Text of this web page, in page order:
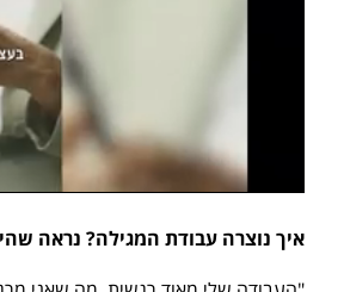
איך נוצרה עבודת המגילה? נראה